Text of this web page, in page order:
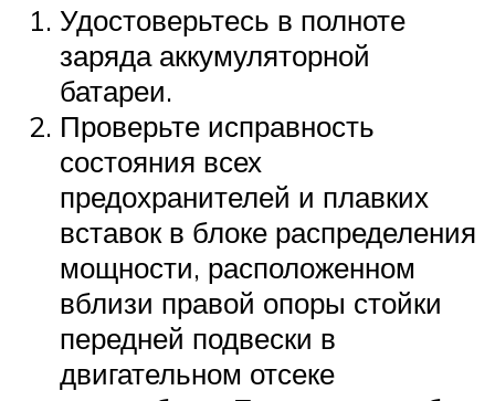
Удостоверьтесь в полноте
заряда аккумуляторной
батареи.
Проверьте исправность
состояния всех
предохранителей и плавких
вставок в блоке распределения
мощности, расположенном
вблизи правой опоры стойки
передней подвески в
двигательном отсеке